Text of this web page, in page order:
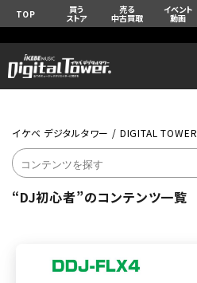
TOP 買う
ストア
売る
中古買取
イベント
動画
イケベ デジタルタワー / DIGITAL TOWER
“DJ初心者”のコンテンツ一覧